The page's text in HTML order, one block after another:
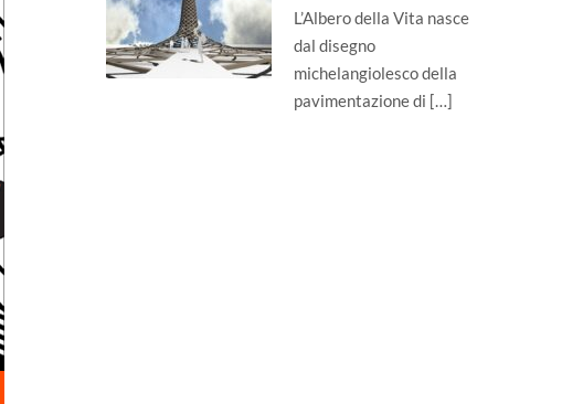
L’Albero della Vita nasce
dal disegno
michelangiolesco della
pavimentazione di […]